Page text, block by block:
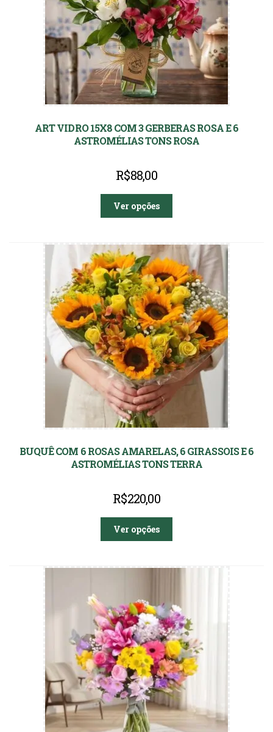
ART VIDRO 15X8 COM 3 GERBERAS ROSA E 6
ASTROMÉLIAS TONS ROSA
R$88,00
Ver opções
BUQUÊ COM 6 ROSAS AMARELAS, 6 GIRASSOIS E 6
ASTROMÉLIAS TONS TERRA
R$220,00
Ver opções